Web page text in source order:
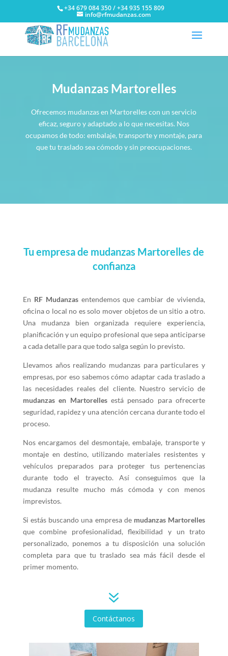
+34 679 084 350 / +34 935 155 809
info@rfmudanzas.com
Mudanzas Martorelles
Ofrecemos mudanzas en Martorelles con un servicio
eficaz, seguro y adaptado a lo que necesitas. Nos
ocupamos de todo: embalaje, transporte y montaje, para
que tu traslado sea cómodo y sin preocupaciones.
Tu empresa de mudanzas Martorelles de
confianza
En RF Mudanzasentendemos que cambiar de vivienda,
oficina o local no es solo mover objetos de un sitio a otro.
Una mudanza bien organizada requiere experiencia,
planificación y un equipo profesional que sepa anticiparse
a cada detalle para que todo salga según lo previsto.
Llevamos años realizando mudanzas para particulares y
empresas, por eso sabemos cómo adaptar cada traslado a
las necesidades reales del cliente. Nuestro servicio de
mudanzas en Martorellesestá pensado para ofrecerte
seguridad, rapidez y una atención cercana durante todo el
proceso.
Nos encargamos del desmontaje, embalaje, transporte y
montaje en destino, utilizando materiales resistentes y
vehículos preparados para proteger tus pertenencias
durante todo el trayecto. Así conseguimos que la
mudanza resulte mucho más cómoda y con menos
imprevistos.
Si estás buscando una empresa de mudanzas Martorelles
que combine profesionalidad, flexibilidad y un trato
personalizado, ponemos a tu disposición una solución
completa para que tu traslado sea más fácil desde el
primer momento.
7
Contáctanos